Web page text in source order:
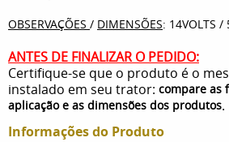
OBSERVAÇÕES / DIMENSÕES: 14VOLTS /
ANTES DE FINALIZAR O PEDIDO:
Certifique-se que o produto é o
instalado em seu trator: compare as
aplicação e as dimensões dos produtos.
Informações do Produto